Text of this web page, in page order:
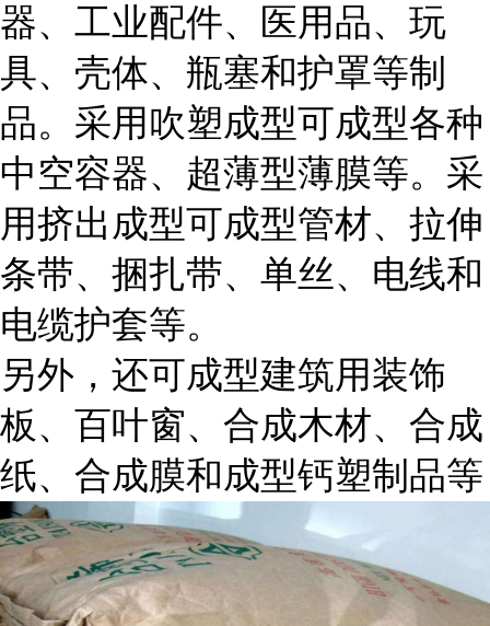
器、工业配件、医用品、玩
具、壳体、瓶塞和护罩等制
品。采用吹塑成型可成型各种
中空容器、超薄型薄膜等。采
用挤出成型可成型管材、拉伸
条带、捆扎带、单丝、电线和
电缆护套等。
另外，还可成型建筑用装饰
板、百叶窗、合成木材、合成
纸、合成膜和成型钙塑制品等